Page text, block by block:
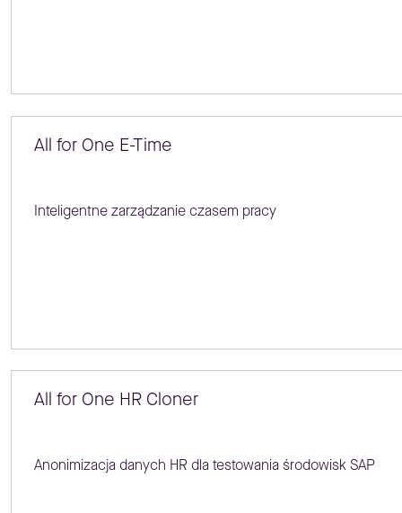
All for One E-Time
Inteligentne zarządzanie czasem pracy
All for One HR Cloner
Anonimizacja danych HR dla testowania środowisk SAP